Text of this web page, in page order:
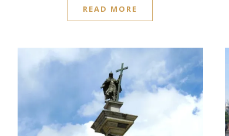
READ MORE